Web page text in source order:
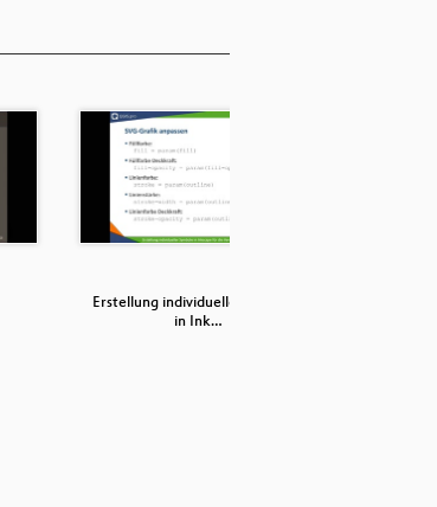
Erstellung individueller Symbole
in Ink…